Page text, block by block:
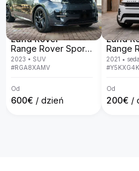
otrzymasz dokładnie ten
stanie. Dbamy o to, aby
bezproblemowy i
Twoja idealna jazda czeka —
Rapide już dziś!
Land Rover
Range Rover Sport D300 R-Dynamic SE
2023 • SUV
#RGA8XAMV
Od
600€ / dzień
Land
2021 •
#
Od
200€ /